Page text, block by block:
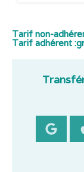
Tarif non-
Tarif adhérent :